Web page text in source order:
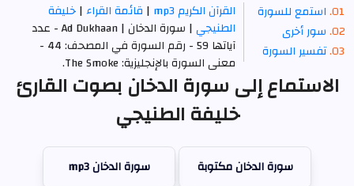
استمع للسورة
سور أخرى
تفسير السورة
القرآن الكريم mp3 | قائمة القراء|خليفة
الطنيجي
| سورة الدخان | Ad Dukhaan - عدد
آياتها 59 - رقم السورة في المصحف: 44 -
معنى السورة بالإنجليزية: The Smoke.
الاستماع إلى سورة الدخان بصوت القارئ
خليفة الطنيجي
سورة الدخان مكتوبة سورة الدخان mp3